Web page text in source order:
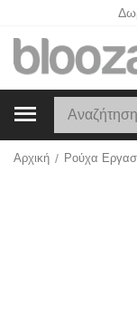
Αρχική / Ρούχα